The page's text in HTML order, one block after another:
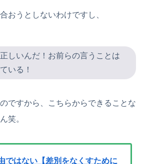
おうとしないわけですし、
しいんだ！お前らの言うことは
いる！
ですから、こちらからできることな
笑。
ではない【差別をなくすために